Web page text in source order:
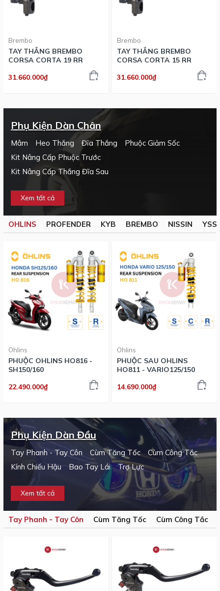
Brembo
TAY THẮNG BREMBO
CORSA CORTA 19 RR
31.660.000₫
Brembo
TAY THẮNG BREMBO
CORSA CORTA 15 RR
31.660.000₫
Phụ Kiện Dàn Chân
Mâm Heo Thắng Đĩa Thắng
Phuộc Giảm Sốc
Kit Nâng Cấp Phuộc Trước
Kit Nâng Cấp Thắng Đĩa Sau
Xem tất cả
OHLINS PROFENDER KYB BREMBO NISSIN YSS
Ohlins
PHUỘC OHLINS HO816 -
SH150/160
22.490.000₫
Ohlins
PHUỘC SAU OHLINS
HO811 - VARIO125/150
14.690.000₫
Phụ Kiện Dàn Đầu
Tay Phanh - Tay Côn Cùm Tăng Tốc
Cùm Công Tắc
Kính Chiếu Hậu
Bao Tay Lái Trợ Lực
Xem tất cả
Tay Phanh - Tay Côn Cùm Tăng Tốc Cùm Công Tắc